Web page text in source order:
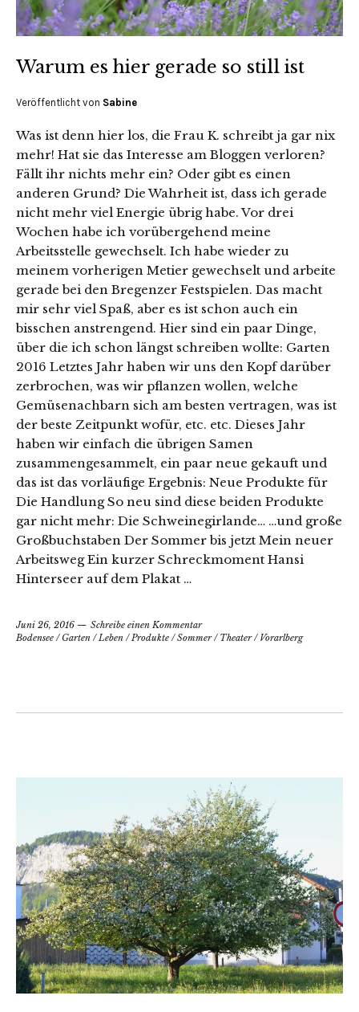
Warum es hier gerade so still ist
Veröffentlicht von Sabine
Was ist denn hier los, die Frau K. schreibt ja gar nix
mehr! Hat sie das Interesse am Bloggen verloren?
Fällt ihr nichts mehr ein? Oder gibt es einen
anderen Grund? Die Wahrheit ist, dass ich gerade
nicht mehr viel Energie übrig habe. Vor drei
Wochen habe ich vorübergehend meine
Arbeitsstelle gewechselt. Ich habe wieder zu
meinem vorherigen Metier gewechselt und arbeite
gerade bei den Bregenzer Festspielen. Das macht
mir sehr viel Spaß, aber es ist schon auch ein
bisschen anstrengend. Hier sind ein paar Dinge,
über die ich schon längst schreiben wollte: Garten
2016 Letztes Jahr haben wir uns den Kopf darüber
zerbrochen, was wir pflanzen wollen, welche
Gemüsenachbarn sich am besten vertragen, was ist
der beste Zeitpunkt wofür, etc. etc. Dieses Jahr
haben wir einfach die übrigen Samen
zusammengesammelt, ein paar neue gekauft und
das ist das vorläufige Ergebnis: Neue Produkte für
Die Handlung So neu sind diese beiden Produkte
gar nicht mehr: Die Schweinegirlande… …und große
Großbuchstaben Der Sommer bis jetzt Mein neuer
Arbeitsweg Ein kurzer Schreckmoment Hansi
Hinterseer auf dem Plakat …
Juni 26, 2016
Schreibe einen Kommentar
Bodensee /Garten / Leben / Produkte /Sommer/ Theater/ Vorarlberg